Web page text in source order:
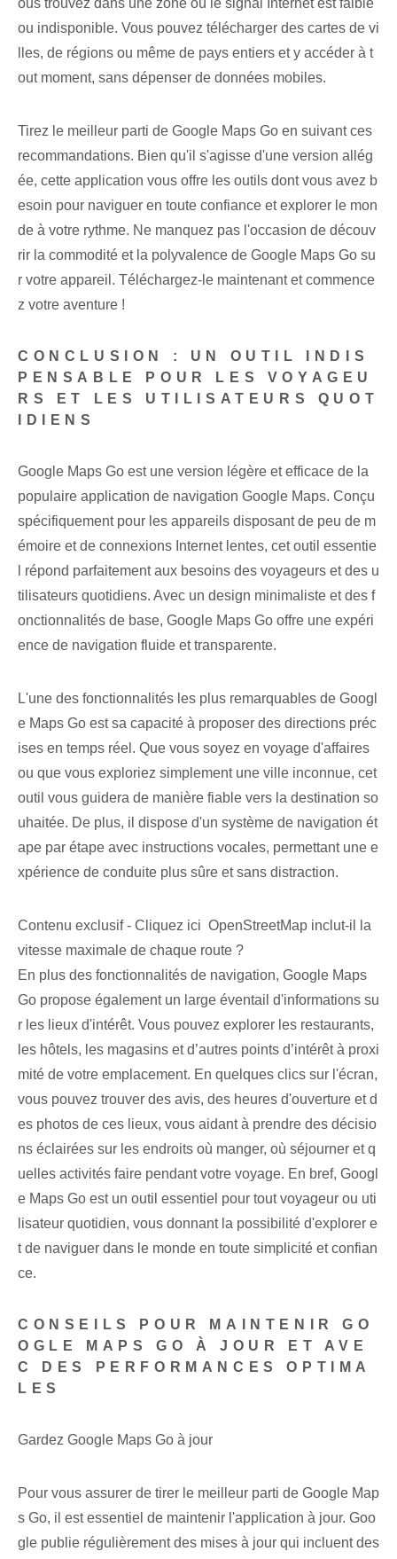
ous trouvez dans une zone où le signal Internet est faible
ou indisponible. Vous pouvez télécharger des cartes de vi
lles, de régions ou même de pays entiers et y accéder à t
out moment, sans dépenser de données mobiles.
Tirez le meilleur parti de Google Maps Go en suivant ces
recommandations. Bien qu'il s'agisse d'une version allég
ée, cette application vous offre les outils dont vous avez b
esoin pour naviguer en toute confiance et explorer le mon
de à votre rythme. Ne manquez pas l'occasion de découv
rir la commodité et la polyvalence de Google Maps Go su
r votre appareil. Téléchargez-le maintenant et commence
z votre aventure !
CONCLUSION : UN OUTIL INDIS
PENSABLE POUR LES VOYAGEU
RS ET LES UTILISATEURS QUOT
IDIENS
Google Maps Go est une version légère et efficace de la
populaire application de navigation Google Maps. Conçu
spécifiquement pour les appareils disposant de peu de m
émoire et de connexions Internet lentes, cet outil essentie
l répond parfaitement aux besoins des voyageurs et des u
tilisateurs quotidiens. Avec un design minimaliste et des f
onctionnalités de base, Google Maps Go offre une expéri
ence de navigation fluide et transparente.
L'une des fonctionnalités les plus remarquables de Googl
e Maps Go est sa capacité à proposer des directions préc
ises en temps réel. Que vous soyez en voyage d'affaires
ou que vous exploriez simplement une ville inconnue, cet
outil vous guidera de manière fiable vers la destination so
uhaitée. De plus, il dispose d'un système de navigation ét
ape par étape avec instructions vocales, permettant une e
xpérience de conduite plus sûre et sans distraction.
Contenu exclusif - Cliquez ici OpenStreetMap inclut-il la
vitesse maximale de chaque route ?
En plus des fonctionnalités de navigation, Google Maps
Go propose également un large éventail d'informations su
r les lieux d'intérêt. Vous pouvez explorer les restaurants,
les hôtels, les magasins et d’autres points d’intérêt à proxi
mité de votre emplacement. En quelques clics sur l'écran,
vous pouvez trouver des avis, des heures d'ouverture et d
es photos de ces lieux, vous aidant à prendre des décisio
ns éclairées sur les endroits où manger, où séjourner et q
uelles ⁢activités faire pendant votre voyage. En bref, Googl
e Maps Go est un outil essentiel pour tout voyageur ou uti
lisateur quotidien, vous donnant la possibilité d'explorer e
t de naviguer dans le monde en toute simplicité et confian
ce.
CONSEILS POUR MAINTENIR GO
OGLE MAPS GO À JOUR ET AVE
C DES PERFORMANCES OPTIMA
LES
Gardez Google Maps Go⁤ à jour
Pour vous assurer de tirer le meilleur parti de Google⁤ Map
s Go‌, il est essentiel de maintenir l'application à jour. Goo
gle publie régulièrement⁣ des mises à jour qui incluent des